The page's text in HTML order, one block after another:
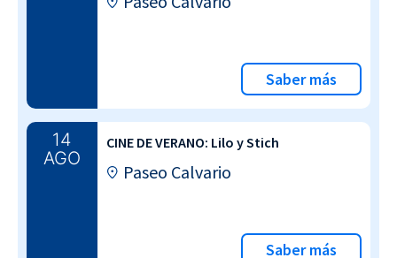
Saber más
14
AGO
CINE DE VERANO: Lilo y Stich
Paseo Calvario
Saber más